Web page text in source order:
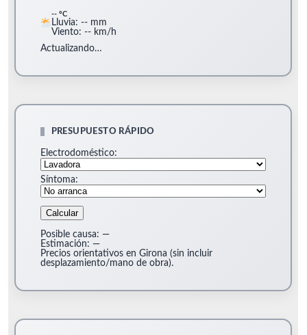
-- °C
Lluvia: -- mm
Viento: -- km/h
Actualizando…
PRESUPUESTO RÁPIDO
Electrodoméstico:
Síntoma:
Calcular
Posible causa: —
Estimación: —
Precios orientativos en Girona (sin incluir
desplazamiento/mano de obra).